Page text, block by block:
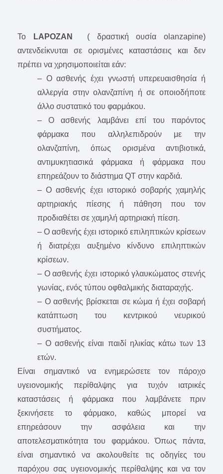
Το LAPOZAN ( δραστική ουσία olanzapine)
αντενδείκνυται σε ορισμένες καταστάσεις και δεν
πρέπει να χρησιμοποιείται εάν:
– Ο ασθενής έχει γνωστή υπερευαισθησία ή
αλλεργία στην ολανζαπίνη ή σε οποιοδήποτε
άλλο συστατικό του φαρμάκου.
– Ο ασθενής λαμβάνει επί του παρόντος
φάρμακα που αλληλεπιδρούν με την
ολανζαπίνη, όπως ορισμένα αντιβιοτικά,
αντιμυκητιασικά φάρμακα ή φάρμακα που
επηρεάζουν το διάστημα QT στην καρδιά.
– Ο ασθενής έχει ιστορικό σοβαρής χαμηλής
αρτηριακής πίεσης ή πάθηση που τον
προδιαθέτει σε χαμηλή αρτηριακή πίεση.
– Ο ασθενής έχει ιστορικό επιληπτικών κρίσεων
ή διατρέχει αυξημένο κίνδυνο επιληπτικών
κρίσεων.
– Ο ασθενής έχει ιστορικό γλαυκώματος στενής
γωνίας, ενός τύπου οφθαλμικής διαταραχής.
– Ο ασθενής βρίσκεται σε κώμα ή έχει σοβαρή
κατάπτωση του κεντρικού νευρικού
συστήματος.
– Ο ασθενής είναι παιδί ηλικίας κάτω των 13
ετών.
Είναι σημαντικό να ενημερώσετε τον πάροχο
υγειονομικής περίθαλψης για τυχόν ιατρικές
καταστάσεις ή φάρμακα που λαμβάνετε πριν
ξεκινήσετε το φάρμακο, καθώς μπορεί να
επηρεάσουν την ασφάλεια και την
αποτελεσματικότητα του φαρμάκου. Όπως πάντα,
είναι σημαντικό να ακολουθείτε τις οδηγίες του
παρόχου σας υγειονομικής περίθαλψης και να τον